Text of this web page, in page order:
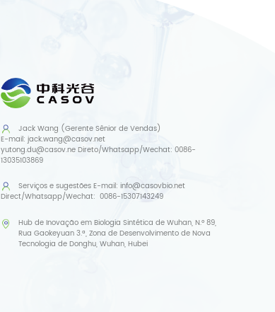
Jack Wang (Gerente Sênior de Vendas)
E-mail:jack.wang@casov.net
yutong.du@casov.ne Direto/Whatsapp/Wechat:0086-
13035103869
Serviços e sugestõesE-mail:info@casovbio.net
Direct/Whatsapp/Wechat:0086-15307143249
Hub de Inovação em Biologia Sintética de Wuhan, N.º 89,
Rua Gaokeyuan 3.ª, Zona de Desenvolvimento de Nova
Tecnologia de Donghu, Wuhan, Hubei